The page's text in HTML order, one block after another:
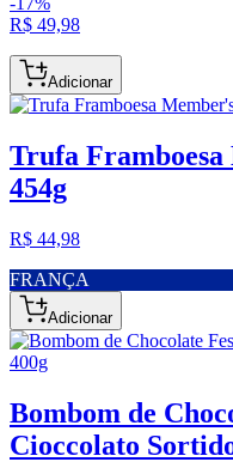
R$ 49,98
Adicionar
Trufa
454g
R$ 44,98
FRANÇA
Adicionar
Bombom de
Cioccolato